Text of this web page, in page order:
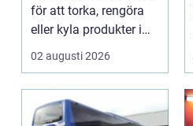
för att torka, rengöra
eller kyla produkter i
rörelse. Te...
02 augusti 2026